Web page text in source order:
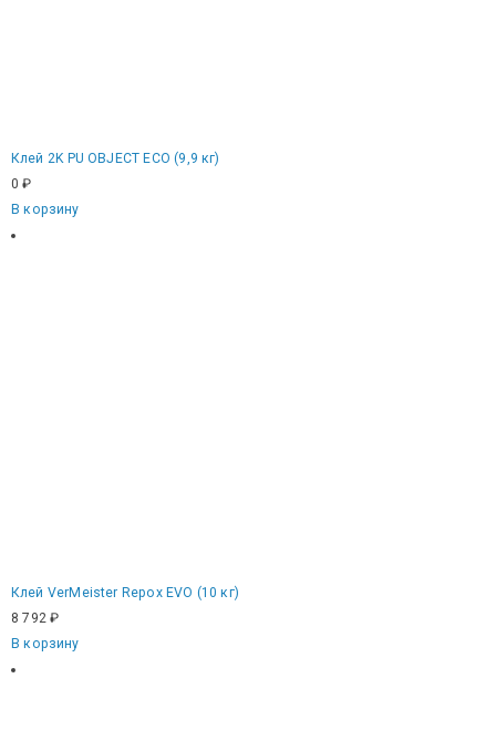
Клей 2K PU OBJECT ECO (9,9 кг)
0₽
В корзину
Клей VerMeister Repox EVO (10 кг)
8 792₽
В корзину